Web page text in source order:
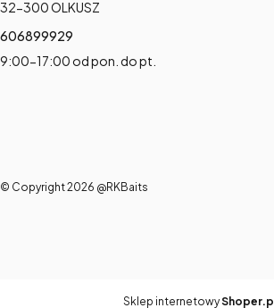
32-300 OLKUSZ
606899929
9:00-17:00 od pon. do pt.
© Copyright 2026 @RKBaits
Sklep internetowyShoper.pl